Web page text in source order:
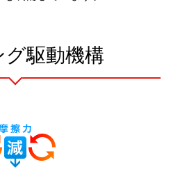
グ駆動機構